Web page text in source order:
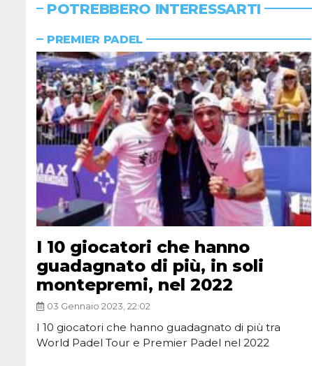
POTREBBERO INTERESSARTI
PREMIER PADEL
I 10 giocatori che hanno
guadagnato di più, in soli
montepremi, nel 2022
03 Gennaio 2023, 22:02
I 10 giocatori che hanno guadagnato di più tra
World Padel Tour e Premier Padel nel 2022